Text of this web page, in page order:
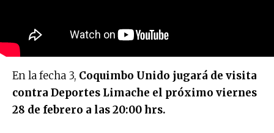
En la fecha 3, Coquimbo Unido jugará de visita
contra Deportes Limache el próximo viernes
28 de febrero a las 20:00 hrs.